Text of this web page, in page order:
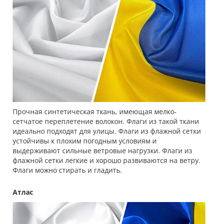
Прочная синтетическая ткань, имеющая мелко-
сетчатое переплетение волокон. Флаги из такой ткани
идеально подходят для улицы. Флаги из флажной сетки
устойчивы к плохим погодным условиям и
выдерживают сильные ветровые нагрузки. Флаги из
флажной сетки легкие и хорошо развиваются на ветру.
Флаги можно стирать и гладить.
Атлас